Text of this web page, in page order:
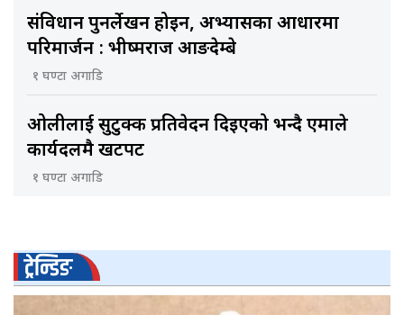
संविधान पुनर्लेखन होइन, अभ्यासका आधारमा
परिमार्जन : भीष्मराज आङदेम्बे
१ घण्टा अगाडि
ओलीलाई सुटुक्क प्रतिवेदन दिइएको भन्दै एमाले
कार्यदलमै खटपट
१ घण्टा अगाडि
ट्रेन्डिङ